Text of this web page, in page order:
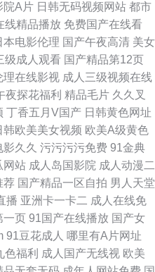
院A片 日韩无码视频网站 都市
线精品播放 免费国产在线看
本电影伦理 国产午夜高清 美女
级成人观看 国产精品第12页
理在线影视 成人三级视频在线
夜探花福利 精品毛片 久久叉
丁香五月V国产 日韩黄色网址
韩欧美美女视频 欧美A级黄色
久久 污污污污免费 91金典
网站 成人岛国影院 成人动漫二
荐 国产精品一区自拍 男人天堂
播 亚洲卡一卡二 成人在线免
一页 91国产在线播放 国产女
91豆花成人 哪里有A片网址
色福利 成人国产无线视 欧美